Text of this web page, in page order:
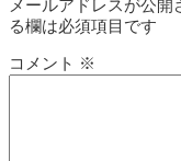
メールアドレスが公開
る欄は必須項目です
コメント ※